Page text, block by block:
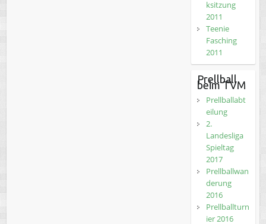
ksitzung
2011
Teenie
Fasching
2011
Prellball
beim TVM
Prellballabt
eilung
2.
Landesliga
Spieltag
2017
Prellballwan
derung
2016
Prellballturn
ier 2016